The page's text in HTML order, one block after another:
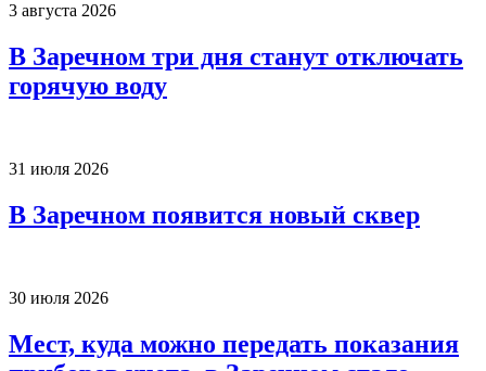
3 августа 2026
В Заречном три дня станут отключать
горячую воду
31 июля 2026
В Заречном появится новый сквер
30 июля 2026
Мест, куда можно передать показания